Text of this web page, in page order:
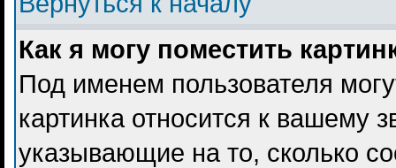
Как я могу поместить
Под именем пользователя
картинка относится к вашему
указывающие на то, сколько